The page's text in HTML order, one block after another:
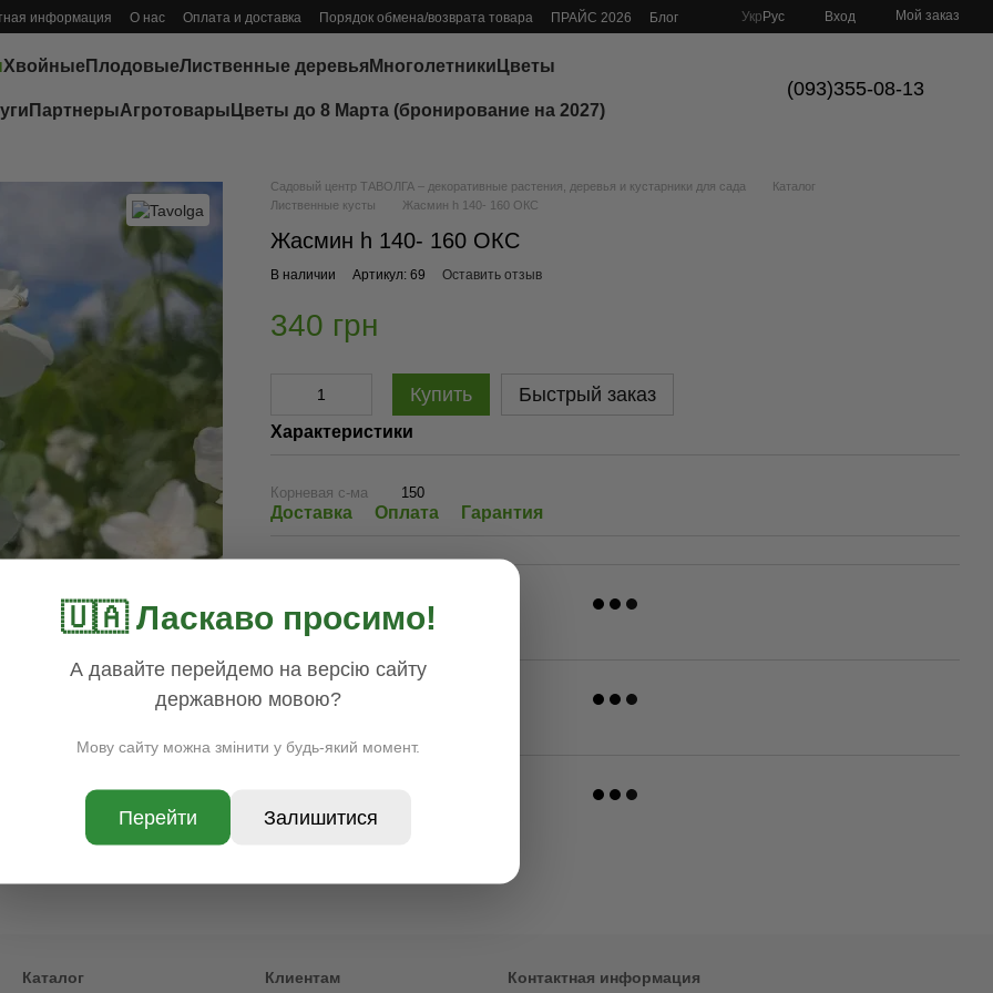
информация О нас Оплата и доставка Порядок обмена/возврата товара ПРАЙС 2026
Блог
Укр Рус Вход Мой заказ
ХвойныеПлодовыеЛиственные деревья Многолетники Цветы
ПартнерыАгротовары Цветы до 8 Марта (бронирование на 2027)
(093)355-08-13
Садовый центр ТАВОЛГА – декоративные растения, деревья и кустарники для сада
Каталог
Лиственные кусты
Жасмин h 140- 160 ОКС
Жасмин h 140- 160 ОКС
В наличии Артикул: 69 Оставить отзыв
340 грн
Купить Быстрый заказ
Характеристики
Корневая с-ма 150
Доставка Оплата Гарантия
Каталог Клиентам Контактная информация
🇺🇦 Ласкаво просимо!
А давайте перейдемо на версію сайту
державною мовою?
Мову сайту можна змінити у будь-який момент.
Перейти Залишитися